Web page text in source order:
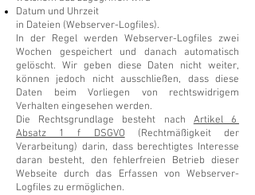
Datum und Uhrzeit
in Dateien (Webserver-Logfiles).
In der Regel werden Webserver-Logfiles zwei
Wochen gespeichert und danach automatisch
gelöscht. Wir geben diese Daten nicht weiter,
können jedoch nicht ausschließen, dass diese
Daten beim Vorliegen von rechtswidrigem
Verhalten eingesehen werden.
Die Rechtsgrundlage besteht nach Artikel 6
Absatz 1 f DSGVO (Rechtmäßigkeit der
Verarbeitung) darin, dass berechtigtes Interesse
daran besteht, den fehlerfreien Betrieb dieser
Webseite durch das Erfassen von Webserver-
Logfiles zu ermöglichen.